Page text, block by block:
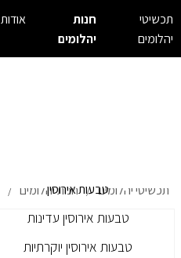
תכשיטי
יהלומים
חנות
יהלומים
אודות
טבעות אירוסין
טבעות אירוסין עדינות
טבעות אירוסין יוקרתיות
תכשיטי יהלומים / חנות יהלומים /